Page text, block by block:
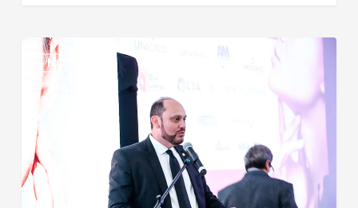
NOTÍCIAS
Subcomissão
Saúde
projeto
do
Dr.
Ricardo